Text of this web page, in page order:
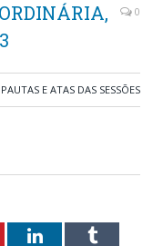
0
PAUTAS E ATAS DAS SESSÕES
LinkedInTumblr